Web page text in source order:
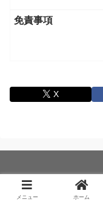
免責事項
X
©
メニュー ホーム